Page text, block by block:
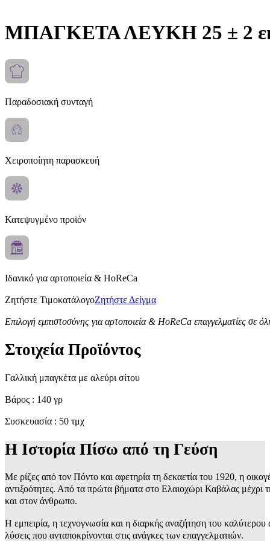
ΜΠΑΓΚΕΤΑ ΛΕΥΚΗ 25 ± 2
Παραδοσιακή συνταγή
Χειροποίητη παρασκευή
Κατεψυγμένο προϊόν
Ιδανικό για αρτοποιεία & HoReCa
Ζητήστε ΤιμοκατάλογοΖητήστε Δείγμα
Επιλογή εμπιστοσύνης για αρτοποιεία & HoReCa επαγγελματίες σε
Στοιχεία Προϊόντος
Γαλλική μπαγκέτα με αλεύρι σίτου
Βάρος : 140 γρ
Συσκευασία : 50 τμχ
Η Ιστορία Πίσω από τη Γεύση
Με ρίζες από τον Πόντο και αφετηρία τη δεκαετία του 1920, η
αντιξοότητες. Από τα πρώτα βήματα στο Ελαιοχώρι Καβάλας μέχρι
και στον άνθρωπο.
Η εμπειρία, η τεχνογνωσία και η διαρκής αναζήτηση του
λύσεις που ανταποκρίνονται στις ανάγκες των επαγγελματιών.